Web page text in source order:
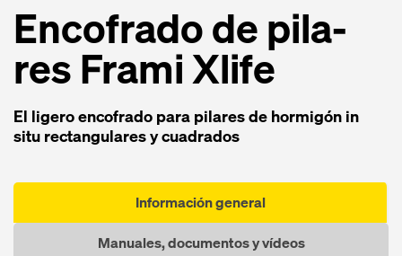
Encofra­do de pila­
res Frami Xlife
El ligero encofra­do pa­ra pila­res de hormigón in
situ rectangula­res y cuadra­dos
Información general
Manuales, documentos y vídeos